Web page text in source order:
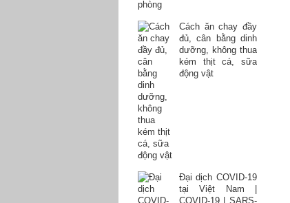
Cách ăn chay đầy
đủ, cân bằng dinh
dưỡng, không thua
kém thịt cá, sữa
động vật
Đại dịch COVID-19
tại Việt Nam |
COVID-19 | SARS-